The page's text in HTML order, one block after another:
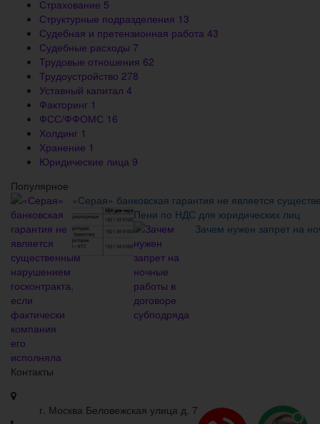
Страхование 5
Структурные подразделения 13
Судебная и претензионная работа 43
Судебные расходы 7
Трудовые отношения 62
Трудоустройство 278
Уставный капитал 4
Факторинг 1
ФСС/ФФОМС 16
Холдинг 1
Хранение 1
Юридические лица 9
Популярное
«Серая» банковская гарантия не является
Пени по НДС для юридических лиц
Зачем нужен запрет на
Контакты
г. Москва Беловежская улица д. 7